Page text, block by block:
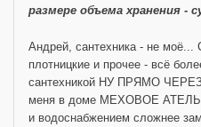
размере объема хранения -
Андрей, сантехника - не моё...
плотницкие и прочее - всё
сантехникой НУ ПРЯМО
меня в доме МЕХОВОЕ
и водоснабжением сложнее